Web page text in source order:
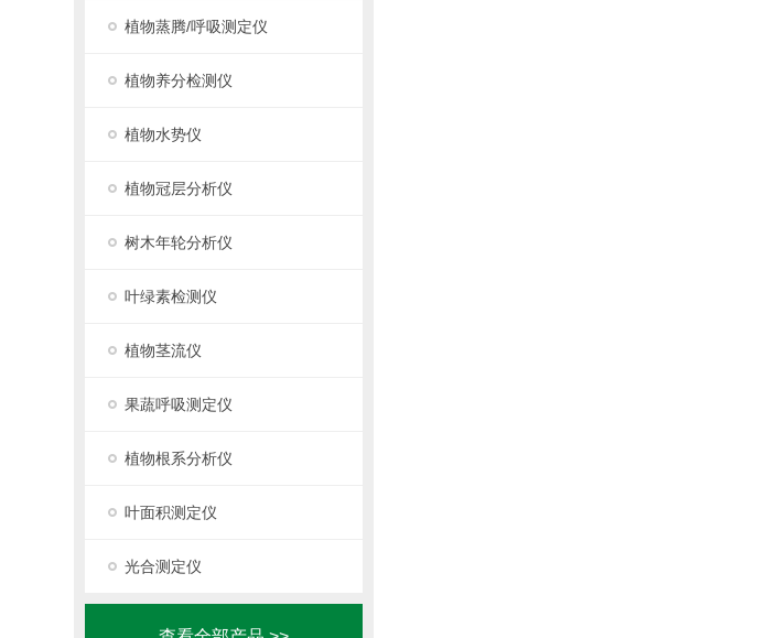
植物蒸腾/呼吸测定仪
植物养分检测仪
植物水势仪
植物冠层分析仪
树木年轮分析仪
叶绿素检测仪
植物茎流仪
果蔬呼吸测定仪
植物根系分析仪
叶面积测定仪
光合测定仪